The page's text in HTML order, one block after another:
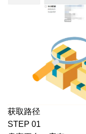
获取路径
STEP 01